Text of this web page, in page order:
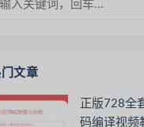
文章
正版728全
码编译视频